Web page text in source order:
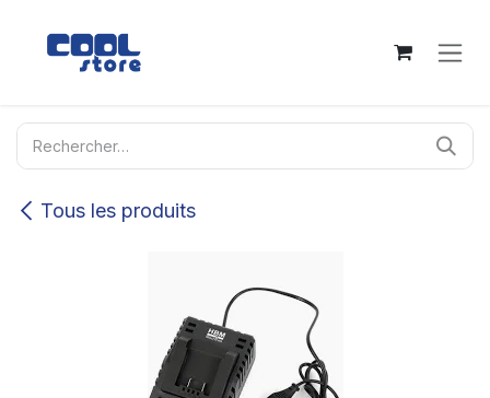
Tous les produits